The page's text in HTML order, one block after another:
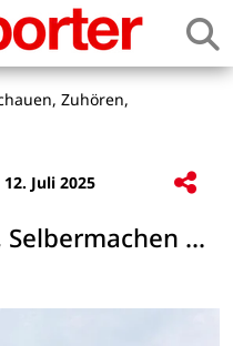
Zuhören,
12. Juli 2025
...